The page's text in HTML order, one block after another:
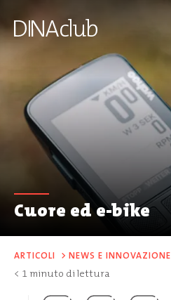
Cuore ed e-bike
ARTICOLI > NEWS E INNOVAZIONE
< 1 minuto di lettura